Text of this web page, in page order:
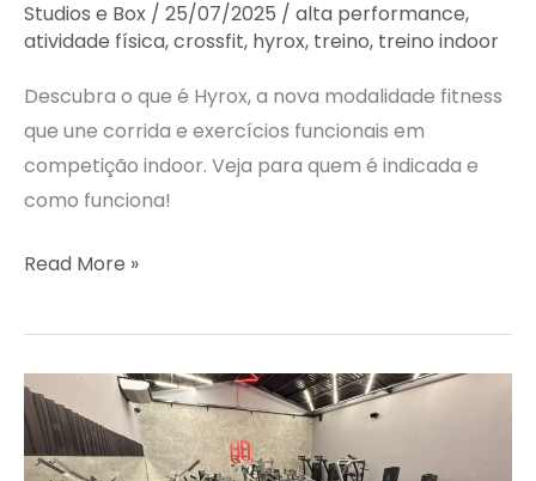
Studios e Box / 25/07/2025 / alta performance,
atividade física,crossfit, hyrox, treino, treino indoor
Descubra o que é Hyrox, a nova modalidade fitness
que une corrida e exercícios funcionais em
competição indoor. Veja para quem é indicada e
como funciona!
Read More »
STARKE
IRON
PL: